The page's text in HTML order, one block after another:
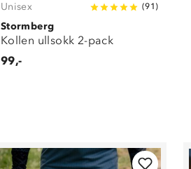
Unisex (91 )
Stormberg
Kollen ullsokk 2-pack
99,-